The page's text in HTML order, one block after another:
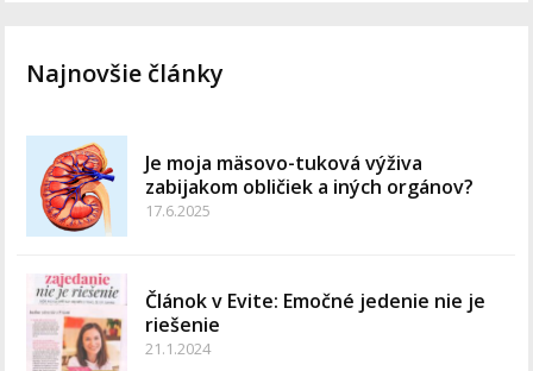
Najnovšie články
Je moja mäsovo-tuková výživa
zabijakom obličiek a iných orgánov?
17.6.2025
Článok v Evite: Emočné jedenie nie je
riešenie
21.1.2024